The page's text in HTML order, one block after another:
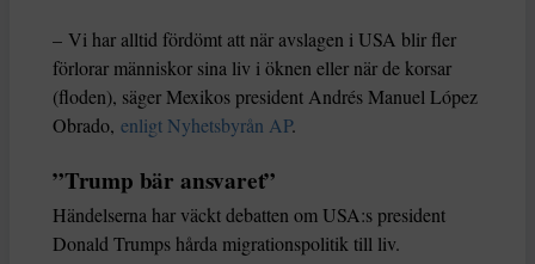
– Vi har alltid fördömt att när avslagen i USA blir fler
förlorar människor sina liv i öknen eller när de korsar
(floden), säger Mexikos president Andrés Manuel López
Obrado, enligt Nyhetsbyrån AP.
”Trump bär ansvaret”
Händelserna har väckt debatten om USA:s president
Donald Trumps hårda migrationspolitik till liv.